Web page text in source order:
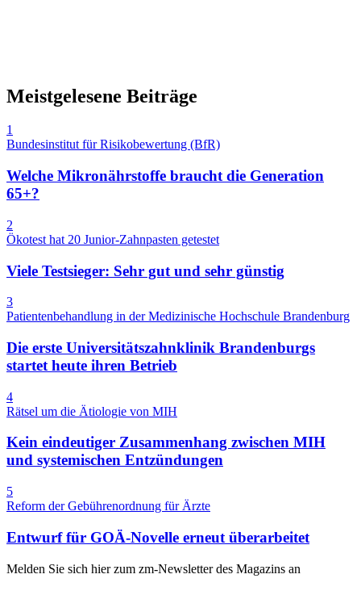
Meistgelesene Beiträge
1
Bundesinstitut für Risikobewertung (BfR)
Welche Mikronährstoffe braucht die Generation
65+?
2
Ökotest hat 20 Junior-Zahnpasten getestet
Viele Testsieger: Sehr gut und sehr günstig
3
Patientenbehandlung in der Medizinische Hochschule Brandenburg
Die erste Universitätszahnklinik Brandenburgs
startet heute ihren Betrieb
4
Rätsel um die Ätiologie von MIH
Kein eindeutiger Zusammenhang zwischen MIH
und systemischen Entzündungen
5
Reform der Gebührenordnung für Ärzte
Entwurf für GOÄ-Novelle erneut überarbeitet
Melden Sie sich hier zum zm-Newsletter des Magazins an